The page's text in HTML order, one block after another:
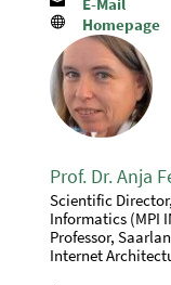
 Homepage
Prof. Dr. Anja
Scientific
Informatics (MPI
Professor,
Internet